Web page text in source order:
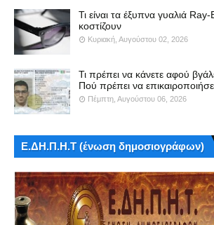
Τι είναι τα έξυπνα γυαλιά
κοστίζουν
Κυριακή, Αυγούστου 02, 2026
Τι πρέπει να κάνετε αφού
Πού πρέπει να
Πέμπτη, Αυγούστου 06, 2026
Ε.ΔΗ.Π.Η.Τ (ένωση δημοσιογράφων)